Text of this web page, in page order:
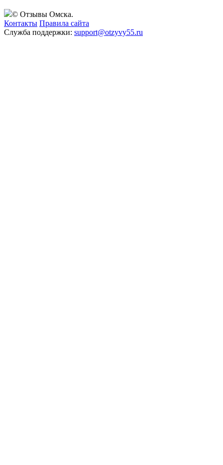
© Отзывы Омска.
Контакты Правила сайта
Служба поддержки: support@otzyvy55.ru